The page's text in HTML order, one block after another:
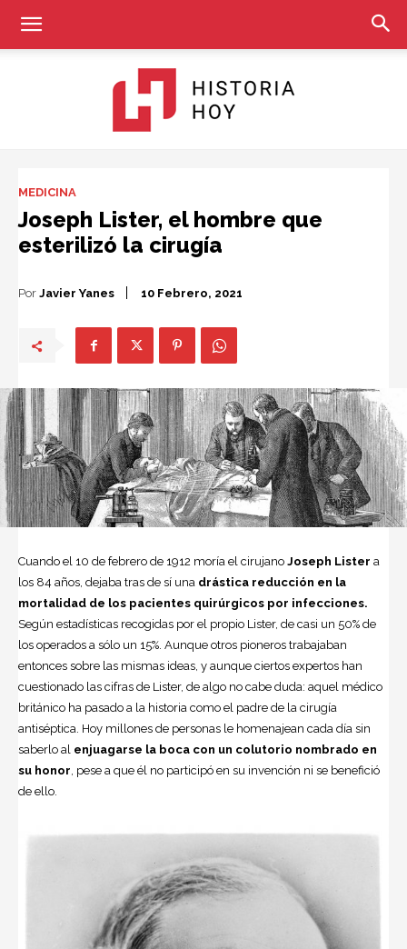
Hoy
MEDICINA
Joseph Lister, el hombre que
esterilizó la cirugía
Por Javier Yanes 10 Febrero, 2021
Cuando el 10 de febrero de 1912 moría el cirujano Joseph Lister a
los 84 años, dejaba tras de sí una drástica reducción en la
mortalidad de los pacientes quirúrgicos por infecciones.
Según estadísticas recogidas por el propio Lister, de casi un 50% de
los operados a sólo un 15%. Aunque otros pioneros trabajaban
entonces sobre las mismas ideas, y aunque ciertos expertos han
cuestionado las cifras de Lister, de algo no cabe duda: aquel médico
británico ha pasado a la historia como el padre de la cirugía
antiséptica. Hoy millones de personas le homenajean cada día sin
saberlo al enjuagarse la boca con un colutorio nombrado en
su honor, pese a que él no participó en su invención ni se benefició
de ello.